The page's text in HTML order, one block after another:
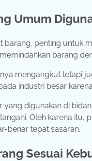
Umum
penting untuk
barang
mengangkut tetapi
industri besar
digunakan di
Oleh karena
benar tepat sasaran.
Sesuai